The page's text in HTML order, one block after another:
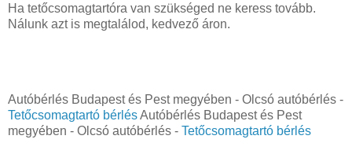
Ha tetőcsomagtartóra van szükséged ne keress tovább.
Nálunk azt is megtalálod, kedvező áron.
Autóbérlés Budapest és Pest megyében - Olcsó autóbérlés -
Tetőcsomagtartó bérlésAutóbérlés Budapest és Pest
megyében - Olcsó autóbérlés - Tetőcsomagtartó bérlés